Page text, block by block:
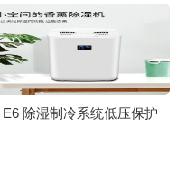
E6 除湿制冷系统低压保护